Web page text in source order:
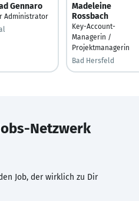
Gennaro
Administrator
Madeleine
Rossbach
Key-Account-
Managerin /
Projektmanagerin
Bad Hersfeld
Netzwerk
Job, der wirklich zu Dir